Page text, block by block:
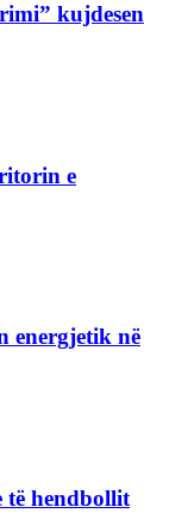
kujdesen
e
energjetik në
të hendbollit